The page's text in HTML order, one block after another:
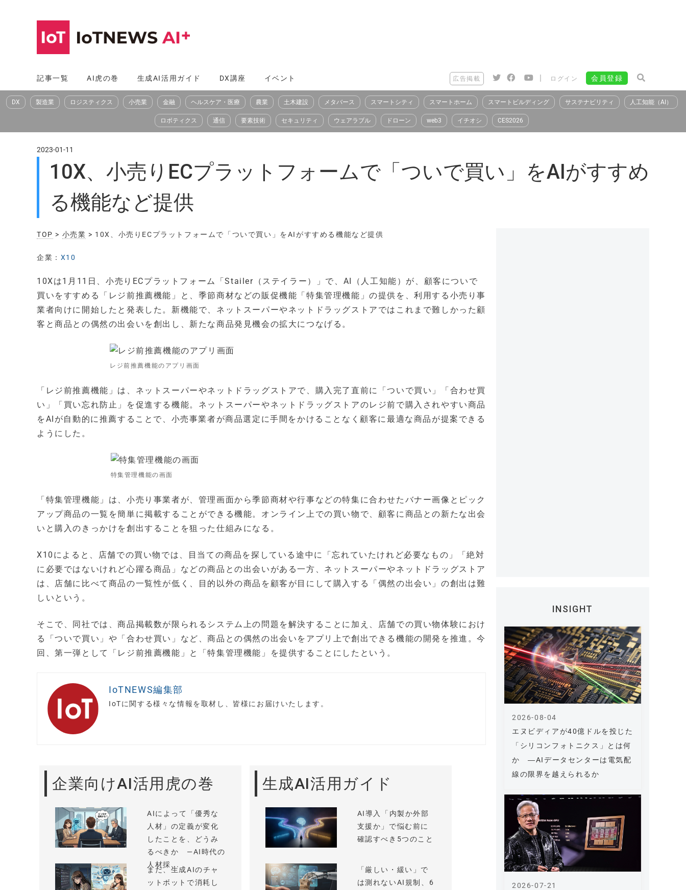
へ
ス
記事一覧 AI虎の巻 生成AI活用ガイド DX講座 イベント 広告掲載 | ログイン 会員登録
DX 製造業 ロジスティクス 小売業 金融 ヘルスケア・医療 農業 土木建設 メタバース スマートシティ スマートホーム スマートビルディング サステナビリティ 人工知能（AI）
ロボティクス 通信 要素技術 セキュリティ ウェアラブル ドローン web3 イチオシ CES2026
2023-01-11
10X、小売りECプラットフォームで「ついで買い」をAIがすすめ
る機能など提供
TOP > 小売業 > 10X、小売りECプラットフォームで「ついで買い」をAIがすすめる機能など提供
企業： X10
10Xは1月11日、小売りECプラットフォーム「Stailer（ステイラー）」で、AI（人工知能）が、顧客についで
買いをすすめる「レジ前推薦機能」と、季節商材などの販促機能「特集管理機能」の提供を、利用する小売り事
業者向けに開始したと発表した。新機能で、ネットスーパーやネットドラッグストアではこれまで難しかった顧
客と商品との偶然の出会いを創出し、新たな商品発見機会の拡大につなげる。
レジ前推薦機能のアプリ画面
「レジ前推薦機能」は、ネットスーパーやネットドラッグストアで、購入完了直前に「ついで買い」「合わせ買
い」「買い忘れ防止」を促進する機能。ネットスーパーやネットドラッグストアのレジ前で購入されやすい商品
をAIが自動的に推薦することで、小売事業者が商品選定に手間をかけることなく顧客に最適な商品が提案できる
ようにした。
特集管理機能の画面
「特集管理機能」は、小売り事業者が、管理画面から季節商材や行事などの特集に合わせたバナー画像とピック
アップ商品の一覧を簡単に掲載することができる機能。オンライン上での買い物で、顧客に商品との新たな出会
いと購入のきっかけを創出することを狙った仕組みになる。
X10によると、店舗での買い物では、目当ての商品を探している途中に「忘れていたけれど必要なもの」「絶対
に必要ではないけれど心躍る商品」などの商品との出会いがある一方、ネットスーパーやネットドラッグストア
は、店舗に比べて商品の一覧性が低く、目的以外の商品を顧客が目にして購入する「偶然の出会い」の創出は難
しいという。
そこで、同社では、商品掲載数が限られるシステム上の問題を解決することに加え、店舗での買い物体験におけ
る「ついで買い」や「合わせ買い」など、商品との偶然の出会いをアプリ上で創出できる機能の開発を推進。今
回、第一弾として「レジ前推薦機能」と「特集管理機能」を提供することにしたという。
IoTNEWS編集部
IoTに関する様々な情報を取材し、皆様にお届けいたします。
企業向けAI活用虎の巻
AIによって「優秀な
人材」の定義が変化
したことを、どうみ
るべきか —AI時代の
人材採...
まだ、生成AIのチャ
ットボットで消耗し
生成AI活用ガイド
AI導入「内製か外部
支援か」で悩む前に
確認すべき5つのこと
「厳しい・緩い」で
は測れないAI規制、6
INSIGHT
エヌビディアが40億ドルを投じた
「シリコンフォトニクス」とは何
か ―AIデータセンターは電気配
線の限界を越えられるか
2026-08-04
2026-07-21